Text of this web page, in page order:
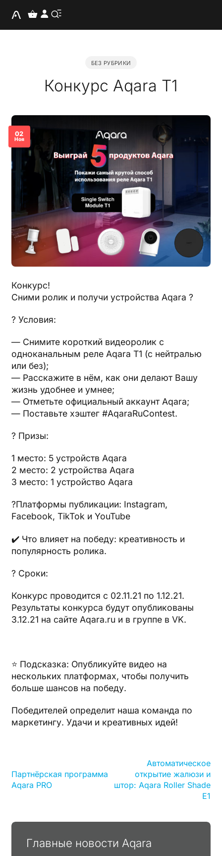
БЕЗ РУБРИКИ
Конкурс Aqara T1
02
Ноя
Конкурс!
Сними ролик и получи устройства Aqara ?
? Условия:
— Снимите короткий видеоролик с
одноканальным реле Aqara T1 (с нейтралью
или без);
— Расскажите в нём, как они делают Вашу
жизнь удобнее и умнее;
— Отметьте официальный аккаунт Aqara;
— Поставьте хэштег #AqaraRuContest.
? Призы:
1 место: 5 устройств Aqara
2 место: 2 устройства Aqara
3 место: 1 устройство Aqara
?Платформы публикации: Instagram,
Facebook, TikTok и YouTube
✔️ Что влияет на победу: креативность и
популярность ролика.
? Сроки:
Конкурс проводится с 02.11.21 по 1.12.21.
Результаты конкурса будут опубликованы
3.12.21 на сайте Aqara.ru и в группе в VK.
⭐️ Подсказка: Опубликуйте видео на
нескольких платформах, чтобы получить
больше шансов на победу.
Победителей определит наша команда по
маркетингу. Удачи и креативных идей!
Партнёрская программа
Aqara PRO
Автоматическое
открытие жалюзи и
штор: Aqara Roller Shade
E1
Главные новости Aqara